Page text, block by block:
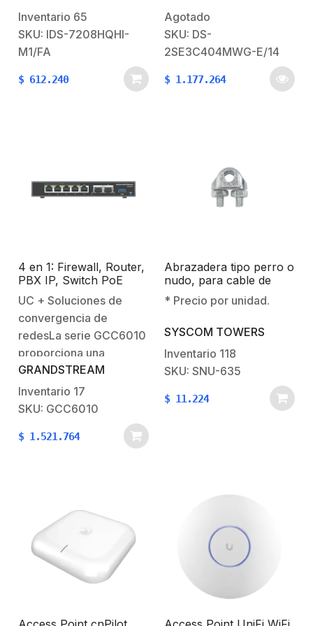
SegundosCrear Cuenta
en Hik-ConnectCruce de
Linea en 90
Áreas
importante:Gracias a las
Inventario 65
SKU: IDS-7208HQHI-
M1/FA
$ 612.240
minima: color 0.005 Lux
@ (F1.6, AGC
ON).Iluminacion minima:
B/N 0.001 Lux @ (F1.6,
AGC ON).Día / Noche
BLCDistancia de
infrarrojo: 30 mts Smart
IR.Cámara…
Agotado
SKU: DS-
2SE3C404MWG-E/14
$ 1.177.264
4 en 1: Firewall, Router,
PBX IP, Switch PoE
UC + Soluciones de
convergencia de
redesLa serie GCC6010
proporciona una
extraordinaria solución
todo en uno que
redefine la experiencia
de comunicaciones al
fusionar sus soluciones
plataforma. Estos
dispositivos de última
generación combina la
funcionalidad de 4…
GRANDSTREAM
Inventario 17
SKU: GCC6010
$ 1.521.764
Abrazadera tipo perro o
nudo, para cable de
1/4″.
* Precio por unidad.
SYSCOM TOWERS
Inventario 118
SKU: SNU-635
$ 11.224